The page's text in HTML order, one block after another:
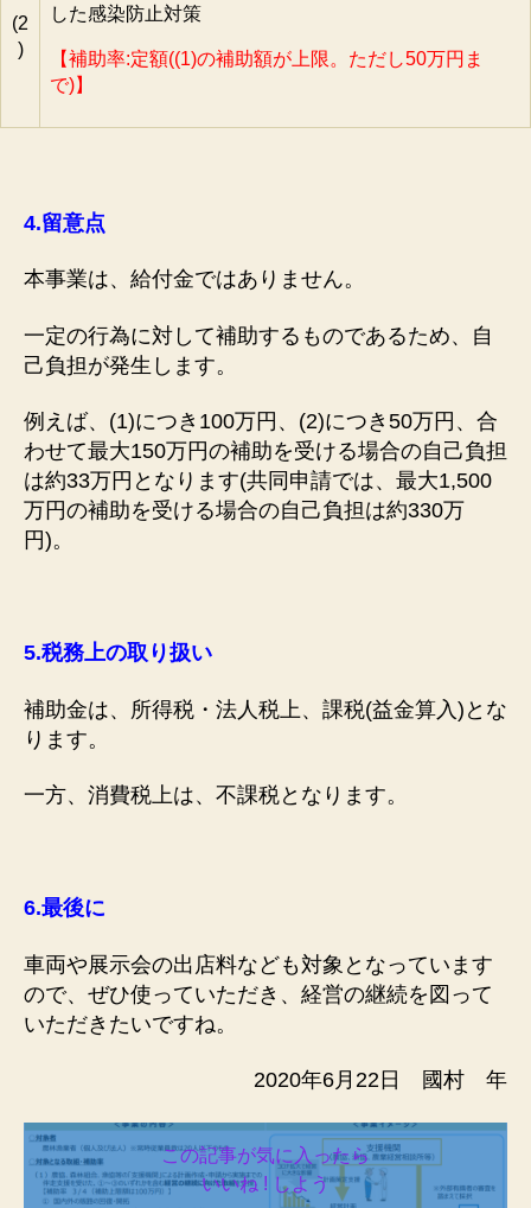
(2
)
した感染防止対策
【補助率:定額((1)の補助額が上限。ただし50万円ま
で)】
4.留意点
本事業は、給付金ではありません。
一定の行為に対して補助するものであるため、自
己負担が発生します。
例えば、(1)につき100万円、(2)につき50万円、合
わせて最大150万円の補助を受ける場合の自己負担
は約33万円となります(共同申請では、最大1,500
万円の補助を受ける場合の自己負担は約330万
円)。
5.税務上の取り扱い
補助金は、所得税・法人税上、課税(益金算入)とな
ります。
一方、消費税上は、不課税となります。
6.最後に
車両や展示会の出店料なども対象となっています
ので、ぜひ使っていただき、経営の継続を図って
いただきたいですね。
2020年6月22日 國村 年
この記事が気に入ったら
いいね ! しよう